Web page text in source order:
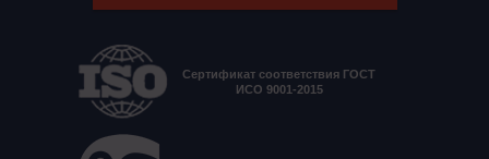
Сертификат соответствия ГОСТ
ИСО 9001-2015